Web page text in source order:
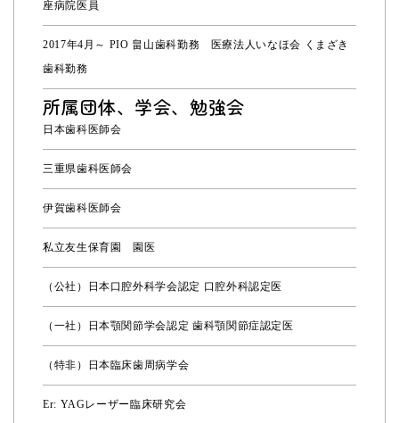
座病院医員
2017年4月～ PIO 畠山歯科勤務 医療法人いなほ会 くまざき
歯科勤務
所属団体、学会、勉強会
日本歯科医師会
三重県歯科医師会
伊賀歯科医師会
私立友生保育園 園医
（公社）日本口腔外科学会認定 口腔外科認定医
（一社）日本顎関節学会認定 歯科顎関節症認定医
（特非）日本臨床歯周病学会
Er: YAGレーザー臨床研究会